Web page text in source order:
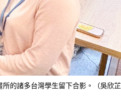
的諸多台灣學生留下合影。（吳欣芷